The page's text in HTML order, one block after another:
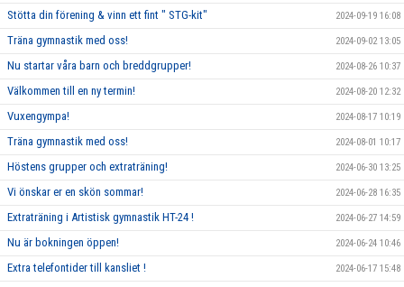
Stötta din förening & vinn ett fint " STG-kit" 2024-09-19 16:08
Träna gymnastik med oss! 2024-09-02 13:05
Nu startar våra barn och breddgrupper! 2024-08-26 10:37
Välkommen till en ny termin! 2024-08-20 12:32
Vuxengympa! 2024-08-17 10:19
Träna gymnastik med oss! 2024-08-01 10:17
Höstens grupper och extraträning! 2024-06-30 13:25
Vi önskar er en skön sommar! 2024-06-28 16:35
Extraträning i Artistisk gymnastik HT-24 ! 2024-06-27 14:59
Nu är bokningen öppen! 2024-06-24 10:46
Extra telefontider till kansliet ! 2024-06-17 15:48